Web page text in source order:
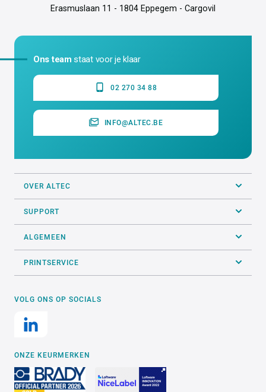
Erasmuslaan 11 - 1804 Eppegem - Cargovil
Ons team staat voor je klaar
02 270 34 88
INFO@ALTEC.BE
OVER ALTEC
SUPPORT
ALGEMEEN
PRINTSERVICE
VOLG ONS OP SOCIALS
ONZE KEURMERKEN